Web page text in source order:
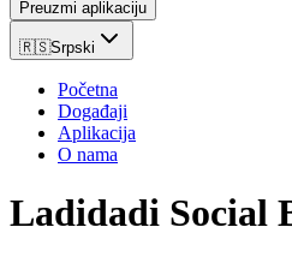
Preuzmi aplikaciju
🇷🇸Srpski
Početna
Događaji
Aplikacija
O nama
Ladidadi Social